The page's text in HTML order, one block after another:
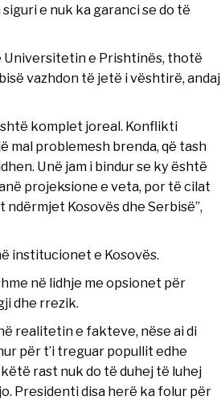
e nuk ka garanci se do të
Universitetin e Prishtinës, thotë
vazhdon të jetë i vështirë, andaj
komplet joreal. Konflikti
mal problemesh brenda, që tash
Unë jam i bindur se ky është
projeksione e veta, por të cilat
Kosovës dhe Serbisë”,
institucionet e Kosovës.
në lidhje me opsionet për
dhe rrezik.
realitetin e fakteve, nëse ai di
për t’i treguar popullit edhe
rast nuk do të duhej të luhej
Presidenti disa herë ka folur për